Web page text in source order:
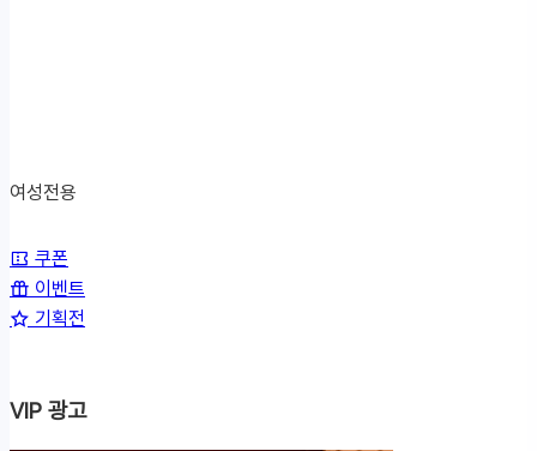
여성전용
쿠
폰/
이
트/
쿠폰
이벤트
기획전
VIP 광고